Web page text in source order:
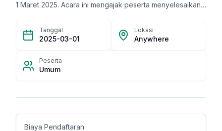
1 Maret 2025. Acara ini mengajak peserta menyelesaikan
dan momen pelaksanaannya.
Tanggal
2025-03-01
Lokasi
Anywhere
Peserta
Umum
Biaya Pendaftaran